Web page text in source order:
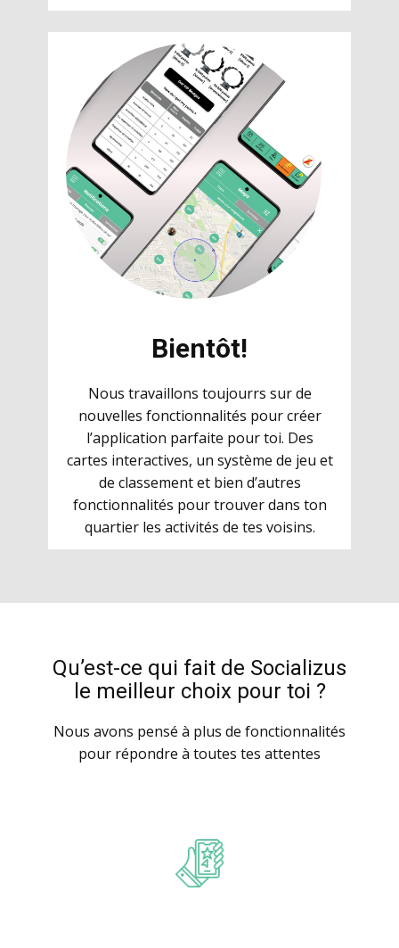
Bientôt!
Nous travaillons toujourrs sur de
nouvelles fonctionnalités pour créer
l’application parfaite pour toi. Des
cartes interactives, un système de jeu et
de classement et bien d’autres
fonctionnalités pour trouver dans ton
quartier les activités de tes voisins.
Qu’est-ce qui fait de Socializus
le meilleur choix pour toi ?
Nous avons pensé à plus de fonctionnalités
pour répondre à toutes tes attentes